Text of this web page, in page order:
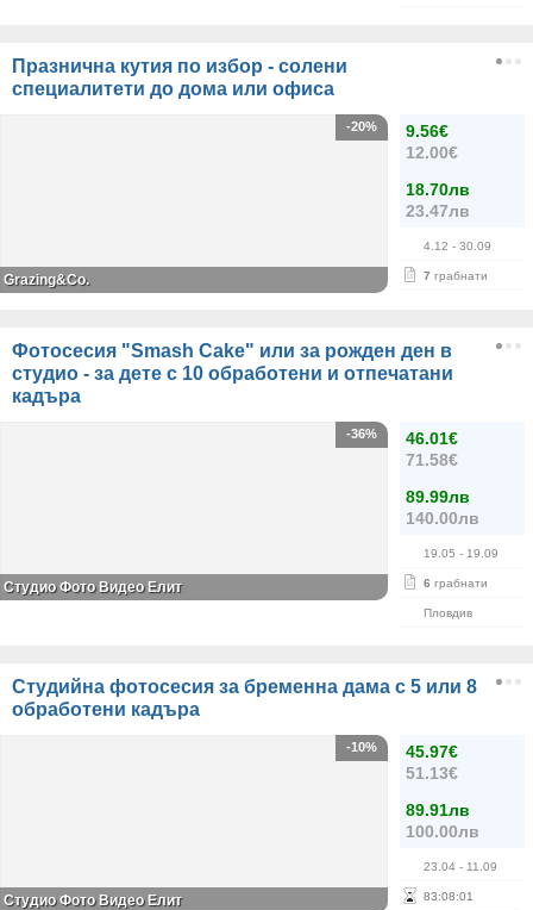
Празнична кутия по избор - солени
специалитети до дома или офиса
9.56€
12.00€
18.70лв
23.47лв
4.12 - 30.09
7 грабнати
-20%
Grazing&Co.
Фотосесия "Smash Cake" или за рожден ден в
студио - за дете с 10 обработени и отпечатани
кадъра
46.01€
71.58€
89.99лв
140.00лв
19.05 - 19.09
6 грабнати
Пловдив
-36%
Студио Фото Видео Елит
Студийна фотосесия за бременна дама с 5 или 8
обработени кадъра
45.97€
51.13€
89.91лв
100.00лв
23.04 - 11.09
83:08:00
-10%
Студио Фото Видео Елит